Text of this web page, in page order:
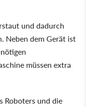
und dadurch
Neben dem Gerät ist
müssen extra
Roboters und die